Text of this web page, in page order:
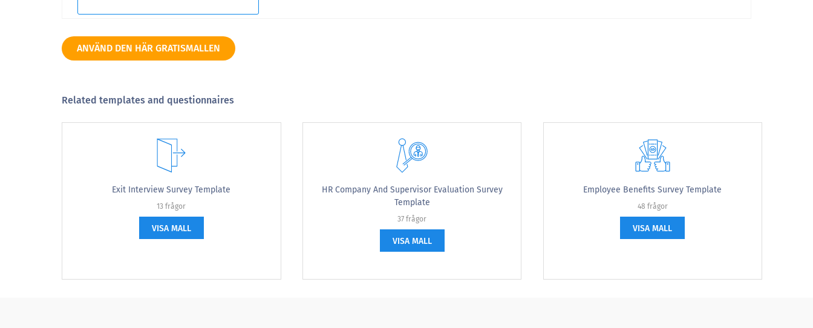
9
2. Välj avdelningen du arbetar på
2. Please select the department you work in
ANVÄND DEN HÄR GRATISMALLEN
Related templates and questionnaires
Exit Interview Survey Template
13 frågor
VISA MALL
HR Company And Supervisor Evaluation Survey
Template
37 frågor
VISA MALL
Employee Benefits Survey Template
48 frågor
VISA MALL